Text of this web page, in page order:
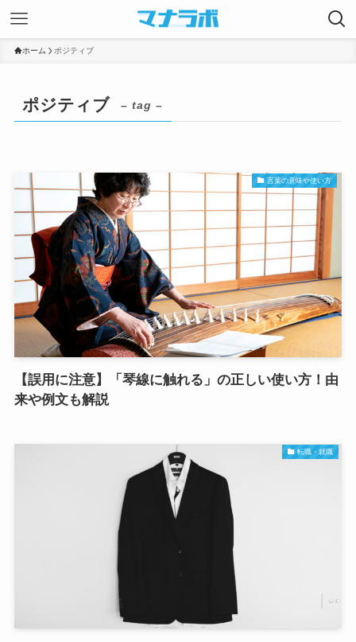
ホーム ポジティブ
ポジティブ – tag –
言葉の意味や使い方
【誤用に注意】「琴線に触れる」の正しい使い方！由
来や例文も解説
転職・就職